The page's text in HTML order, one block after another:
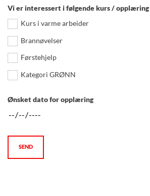
Vi er interessert i følgende kurs / opplæring
Kurs i varme arbeider
Brannøvelser
Førstehjelp
Kategori GRØNN
Ønsket dato for opplæring